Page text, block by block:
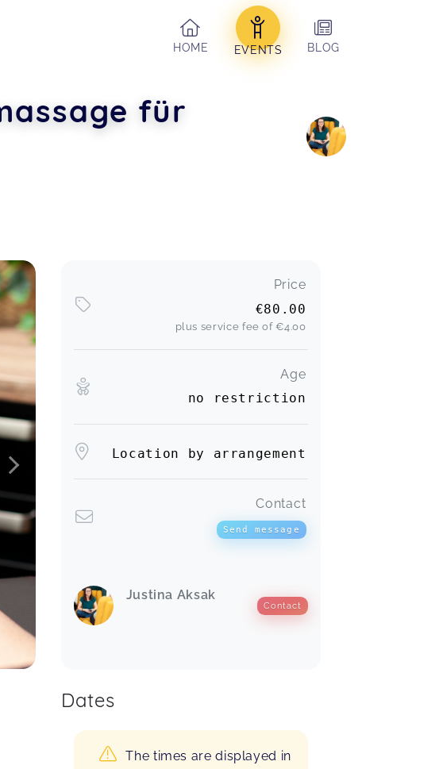
HOME
EVENTS BLOG
für
Price
€80.00
plus service fee of€4.00
Age
no restriction
Location by arrangement
Contact
Send message
Justina Aksak
Contact
Dates
The times are displayed in